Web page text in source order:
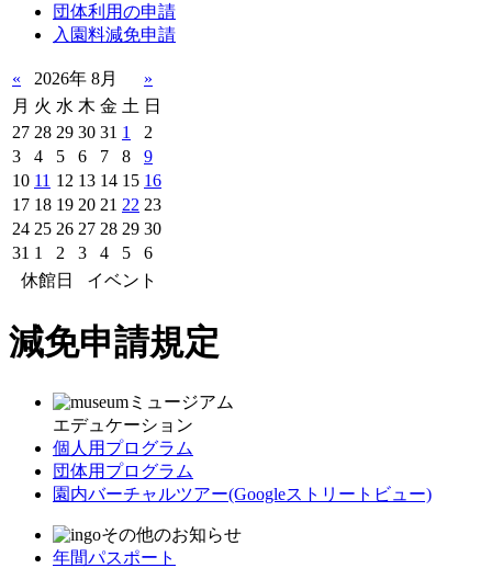
団体利用の申請
入園料減免申請
« 2026年 8月
»
月 火 水 木 金 土 日
27 28 29 30 31 1
2
3
4 5 6 7 8
9
10 11 12 13 14 15 16
17 18 19 20 21 22 23
24 25 26 27 28 29 30
31 1 2 3 4 5
6
休館日
イベント
減免申請規定
ミュージアム
エデュケーション
個人用プログラム
団体用プログラム
園内バーチャルツアー(Googleストリートビュー)
その他のお知らせ
年間パスポート